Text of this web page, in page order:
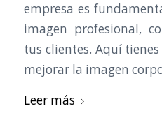
empresa es
imagen profesional,
tus clientes. Aquí
mejorar la imagen
Leer más